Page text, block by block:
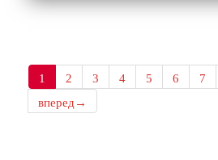
1 2 3 4 5 6 7
вперед→